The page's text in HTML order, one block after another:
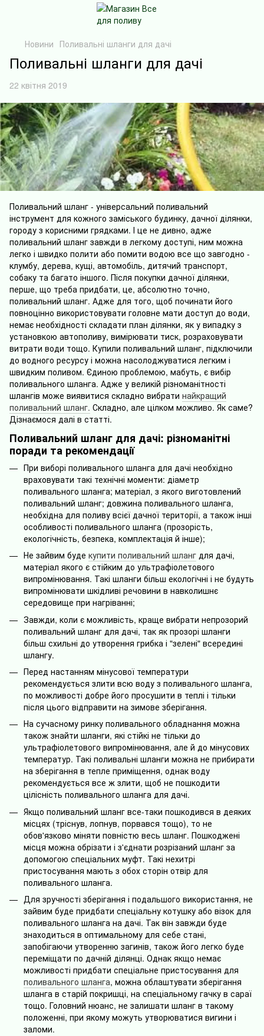
Новини Поливальні шланги для дачі
Поливальні шланги для дачі
22 квітня 2019
Поливальний шланг - універсальний поливальний
інструмент для кожного заміського будинку, дачної ділянки,
городу з корисними грядками. І це не дивно, адже
поливальний шланг завжди в легкому доступі, ним можна
легко і швидко полити або помити водою все що завгодно -
клумбу, дерева, кущі, автомобіль, дитячий транспорт,
собаку та багато іншого. Після покупки дачної ділянки,
перше, що треба придбати, це, абсолютно точно,
поливальний шланг. Адже для того, щоб починати його
повноцінно використовувати головне мати доступ до води,
немає необхідності складати план ділянки, як у випадку з
установкою автополиву, вимірювати тиск, розраховувати
витрати води тощо. Купили поливальний шланг, підключили
до водного ресурсу і можна насолоджуватися легким і
швидким поливом. Єдиною проблемою, мабуть, є вибір
поливального шланга. Адже у великій різноманітності
шлангів може виявитися складно вибрати найкращий
поливальний шланг. Складно, але цілком можливо. Як саме?
Дізнаємося далі в статті.
Поливальний шланг для дачі: різноманітні
поради та рекомендації
При виборі поливального шланга для дачі необхідно
враховувати такі технічні моменти: діаметр
поливального шланга; матеріал, з якого виготовлений
поливальний шланг; довжина поливального шланга,
необхідна для поливу всієї дачної території, а також інші
особливості поливального шланга (прозорість,
екологічність, безпека, комплектація й інше);
Не зайвим буде купити поливальний шланг для дачі,
матеріал якого є стійким до ультрафіолетового
випромінювання. Такі шланги більш екологічні і не будуть
випромінювати шкідливі речовини в навколишнє
середовище при нагріванні;
Завжди, коли є можливість, краще вибрати непрозорий
поливальний шланг для дачі, так як прозорі шланги
більш схильні до утворення грибка і "зелені" всередині
шлангу.
Перед настанням мінусової температури
рекомендується злити всю воду з поливального шланга,
по можливості добре його просушити в теплі і тільки
після цього відправити на зимове зберігання.
На сучасному ринку поливального обладнання можна
також знайти шланги, які стійкі не тільки до
ультрафіолетового випромінювання, але й до мінусових
температур. Такі поливальні шланги можна не прибирати
на зберігання в тепле приміщення, однак воду
рекомендується все ж злити, щоб не пошкодити
цілісність поливального шланга для дачі.
Якщо поливальний шланг все-таки пошкодився в деяких
місцях (тріснув, лопнув, порвався тощо), то не
обов'язково міняти повністю весь шланг. Пошкоджені
місця можна обрізати і з'єднати розрізаний шланг за
допомогою спеціальних муфт. Такі нехитрі
пристосування мають з обох сторін отвір для
поливального шланга.
Для зручності зберігання і подальшого використання, не
зайвим буде придбати спеціальну котушку або візок для
поливального шланга на дачі. Так він завжди буде
знаходиться в оптимальному для себе стані,
запобігаючи утворенню загинів, також його легко буде
переміщати по дачній ділянці. Однак якщо немає
можливості придбати спеціальне пристосування для
поливального шланга, можна облаштувати зберігання
шланга в старій покришці, на спеціальному гачку в сараї
тощо. Головний нюанс, не залишати шланг в такому
положенні, при якому можуть утворюватися вигини і
заломи.